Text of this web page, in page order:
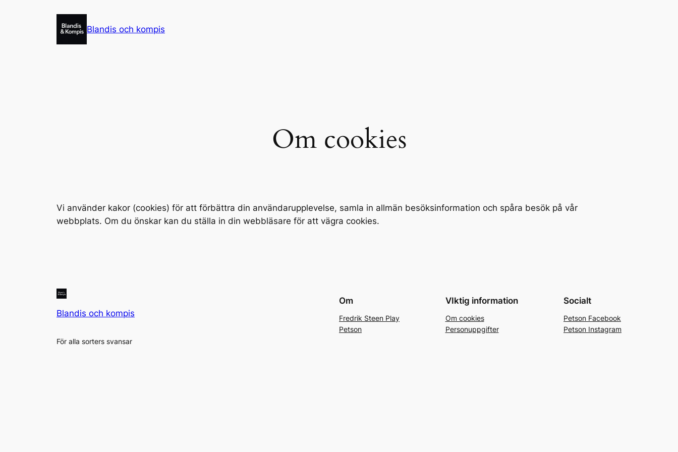
Blandis och kompis
Om cookies
Vi använder kakor (cookies) för att förbättra din användarupplevelse, samla in allmän besöksinformation och spåra besök på vår
webbplats. Om du önskar kan du ställa in din webbläsare för att vägra cookies.
Blandis och kompis
För alla sorters svansar
Om
Fredrik Steen Play
Petson
VIktig information
Om cookies
Personuppgifter
Socialt
Petson Facebook
Petson Instagram